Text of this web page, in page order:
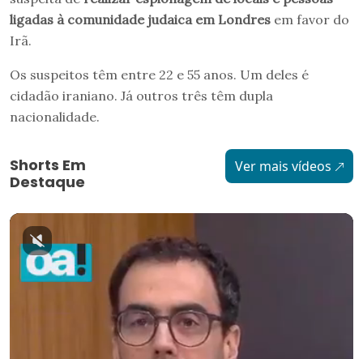
ligadas à comunidade judaica em Londres em favor do
Irã.
Os suspeitos têm entre 22 e 55 anos. Um deles é
cidadão iraniano. Já outros três têm dupla
nacionalidade.
Shorts Em
Destaque
Ver mais vídeos